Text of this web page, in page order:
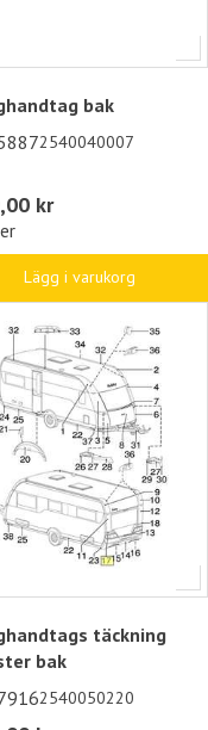
bak
2540040007
kr
Lägg i varukorg
täckning
bak
2540050220